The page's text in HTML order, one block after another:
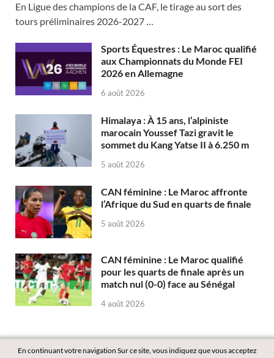
En Ligue des champions de la CAF, le tirage au sort des
tours préliminaires 2026-2027 …
Sports Équestres : Le Maroc qualifié
aux Championnats du Monde FEI
2026 en Allemagne
6 août 2026
Himalaya : À 15 ans, l’alpiniste
marocain Youssef Tazi gravit le
sommet du Kang Yatse II à 6.250 m
5 août 2026
CAN féminine : Le Maroc affronte
l’Afrique du Sud en quarts de finale
5 août 2026
CAN féminine : Le Maroc qualifié
pour les quarts de finale après un
match nul (0-0) face au Sénégal
4 août 2026
En continuant votre navigation Sur ce site, vous indiquez que vous acceptez